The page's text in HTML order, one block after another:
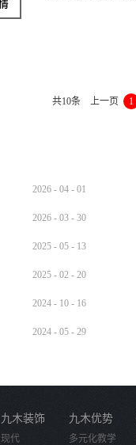
共10条 上一页 1
2026 - 04 - 01
2026 - 03 - 30
2025 - 05 - 13
2025 - 02 - 20
2024 - 10 - 16
2024 - 05 - 29
九木装饰
现代
九木优势
多元化教学